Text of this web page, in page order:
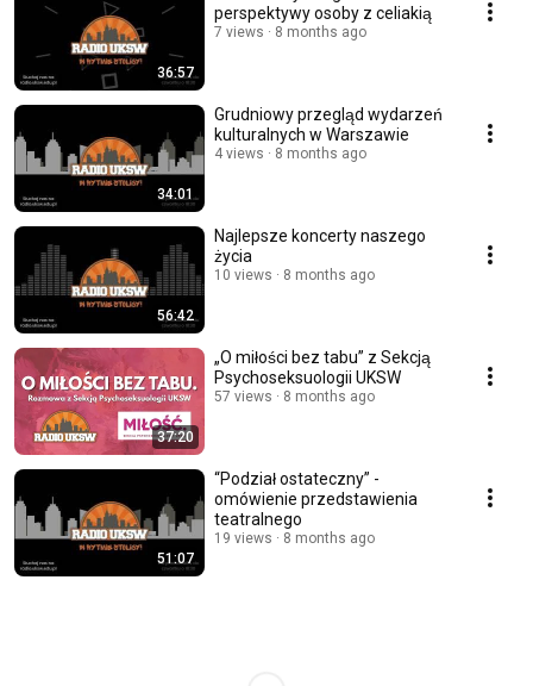
36:57
perspektywy osoby z celiakią
7 views 8 months ago
34:01
Grudniowy przegląd wydarzeń
kulturalnych w Warszawie
4 views 8 months ago
56:42
Najlepsze koncerty naszego
życia
10 views 8 months ago
37:20
„O miłości bez tabu” z Sekcją
Psychoseksuologii UKSW
57 views 8 months ago
51:07
“Podział ostateczny” -
omówienie przedstawienia
teatralnego
19 views 8 months ago